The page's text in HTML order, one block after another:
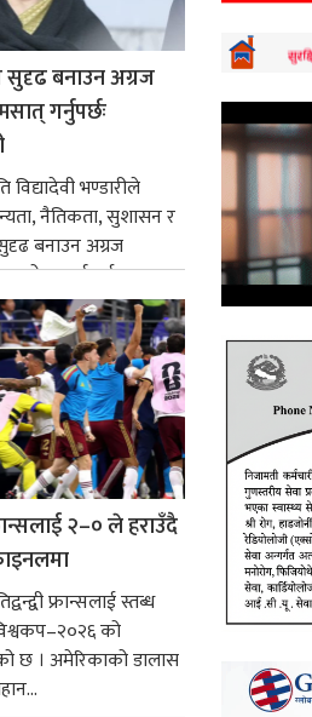
सुदृढ बनाउन अग्रज
गर्नुपर्छः
विद्यादेवी भण्डारीले
नैतिकता, सुशासन र
बनाउन अग्रज
आदर्शलाई आत्मसात्
२–० ले हराउँदै
फ्रान्सलाई स्तब्ध
को
छ । अमेरिकाको डालास